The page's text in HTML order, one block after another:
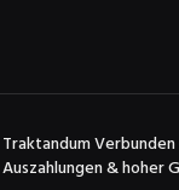
Traktandum
Auszahlungen & hoher